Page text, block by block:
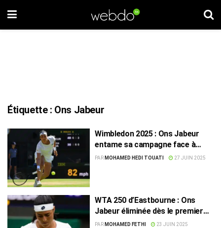
Étiquette : Ons Jabeur
Wimbledon 2025 : Ons Jabeur
entame sa campagne face à
Viktoriya Tomova
PAR MOHAMED HEDI TOUATI 27 JUIN 2025
WTA 250 d’Eastbourne : Ons
Jabeur éliminée dès le premier
tour
PAR MOHAMED FETHI 23 JUIN 2025